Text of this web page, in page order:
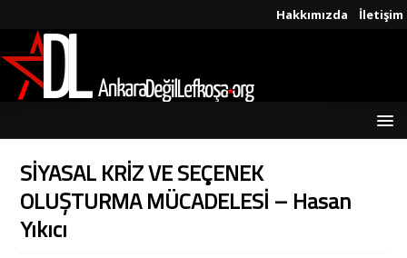
Hakkımızda İletişim
SİYASAL KRİZ VE SEÇENEK
OLUŞTURMA MÜCADELESİ – Hasan
Yıkıcı